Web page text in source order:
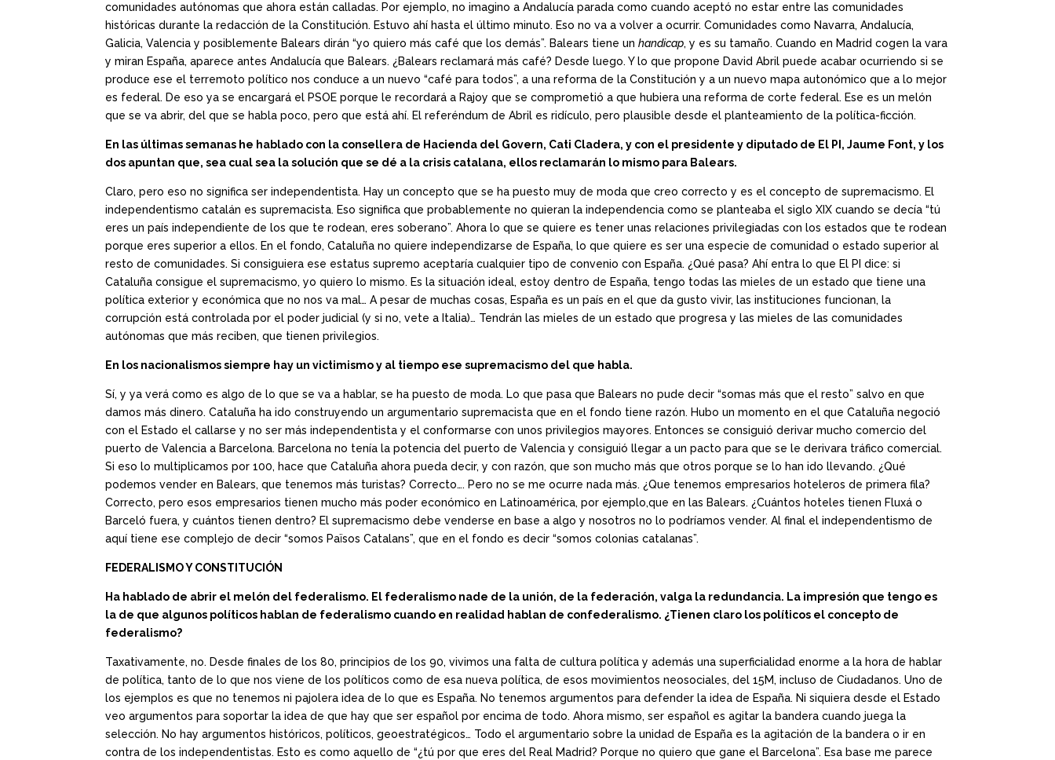
comunidades autónomas que ahora están calladas. Por ejemplo, no imagino a Andalucía parada como cuando aceptó no estar entre las comunidades
históricas durante la redacción de la Constitución. Estuvo ahí hasta el último minuto. Eso no va a volver a ocurrir. Comunidades como Navarra, Andalucía,
Galicia, Valencia y posiblemente Balears dirán “yo quiero más café que los demás”. Balears tiene unhandicap, y es su tamaño. Cuando en Madrid cogen la vara
y miran España, aparece antes Andalucía que Balears. ¿Balears reclamará más café? Desde luego. Y lo que propone David Abril puede acabar ocurriendo si se
produce ese el terremoto político nos conduce a un nuevo “café para todos”, a una reforma de la Constitución y a un nuevo mapa autonómico que a lo mejor
es federal. De eso ya se encargará el PSOE porque le recordará a Rajoy que se comprometió a que hubiera una reforma de corte federal. Ese es un melón
que se va abrir, del que se habla poco, pero que está ahí. El referéndum de Abril es ridículo, pero plausible desde el planteamiento de la política-ficción.
En las últimas semanas he hablado con la consellera de Hacienda del Govern, Cati Cladera, y con el presidente y diputado de El PI, Jaume Font, y los
dos apuntan que, sea cual sea la solución que se dé a la crisis catalana, ellos reclamarán lo mismo para Balears.
Claro, pero eso no significa ser independentista. Hay un concepto que se ha puesto muy de moda que creo correcto y es el concepto de supremacismo. El
independentismo catalán es supremacista. Eso significa que probablemente no quieran la independencia como se planteaba el siglo XIX cuando se decía “tú
eres un país independiente de los que te rodean, eres soberano”. Ahora lo que se quiere es tener unas relaciones privilegiadas con los estados que te rodean
porque eres superior a ellos. En el fondo, Cataluña no quiere independizarse de España, lo que quiere es ser una especie de comunidad o estado superior al
resto de comunidades. Si consiguiera ese estatus supremo aceptaría cualquier tipo de convenio con España. ¿Qué pasa? Ahí entra lo que El PI dice: si
Cataluña consigue el supremacismo, yo quiero lo mismo. Es la situación ideal, estoy dentro de España, tengo todas las mieles de un estado que tiene una
política exterior y económica que no nos va mal… A pesar de muchas cosas, España es un país en el que da gusto vivir, las instituciones funcionan, la
corrupción está controlada por el poder judicial (y si no, vete a Italia)… Tendrán las mieles de un estado que progresa y las mieles de las comunidades
autónomas que más reciben, que tienen privilegios.
En los nacionalismos siempre hay un victimismo y al tiempo ese supremacismo del que habla.
Sí, y ya verá como es algo de lo que se va a hablar, se ha puesto de moda. Lo que pasa que Balears no pude decir “somas más que el resto” salvo en que
damos más dinero. Cataluña ha ido construyendo un argumentario supremacista que en el fondo tiene razón. Hubo un momento en el que Cataluña negoció
con el Estado el callarse y no ser más independentista y el conformarse con unos privilegios mayores. Entonces se consiguió derivar mucho comercio del
puerto de Valencia a Barcelona. Barcelona no tenía la potencia del puerto de Valencia y consiguió llegar a un pacto para que se le derivara tráfico comercial.
Si eso lo multiplicamos por 100, hace que Cataluña ahora pueda decir, y con razón, que son mucho más que otros porque se lo han ido llevando. ¿Qué
podemos vender en Balears, que tenemos más turistas? Correcto…. Pero no se me ocurre nada más. ¿Que tenemos empresarios hoteleros de primera fila?
Correcto, pero esos empresarios tienen mucho más poder económico en Latinoamérica, por ejemplo,que en las Balears. ¿Cuántos hoteles tienen Fluxá o
Barceló fuera, y cuántos tienen dentro? El supremacismo debe venderse en base a algo y nosotros no lo podríamos vender. Al final el independentismo de
aquí tiene ese complejo de decir “somos Països Catalans”, que en el fondo es decir “somos colonias catalanas”.
FEDERALISMO Y CONSTITUCIÓN
Ha hablado de abrir el melón del federalismo. El federalismo nade de la unión, de la federación, valga la redundancia. La impresión que tengo es
la de que algunos políticos hablan de federalismo cuando en realidad hablan de confederalismo. ¿Tienen claro los políticos el concepto de
federalismo?
Taxativamente, no. Desde finales de los 80, principios de los 90, vivimos una falta de cultura política y además una superficialidad enorme a la hora de hablar
de política, tanto de lo que nos viene de los políticos como de esa nueva política, de esos movimientos neosociales, del 15M, incluso de Ciudadanos. Uno de
los ejemplos es que no tenemos ni pajolera idea de lo que es España. No tenemos argumentos para defender la idea de España. Ni siquiera desde el Estado
veo argumentos para soportar la idea de que hay que ser español por encima de todo. Ahora mismo, ser español es agitar la bandera cuando juega la
selección. No hay argumentos históricos, políticos, geoestratégicos… Todo el argumentario sobre la unidad de España es la agitación de la bandera o ir en
contra de los independentistas. Esto es como aquello de “¿tú por que eres del Real Madrid? Porque no quiero que gane el Barcelona”. Esa base me parece